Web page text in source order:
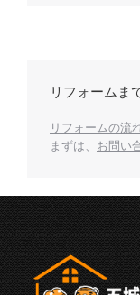
リフォームま
リフォームの流
まずは、 お問い